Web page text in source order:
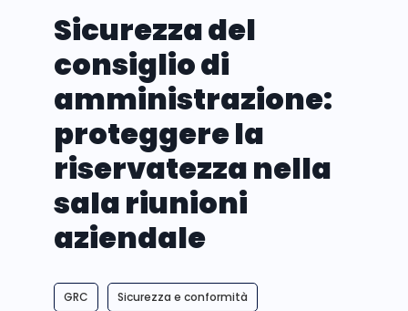
Sicurezza del
consiglio di
amministrazione:
proteggere la
riservatezza nella
sala riunioni
aziendale
GRC Sicurezza e conformità